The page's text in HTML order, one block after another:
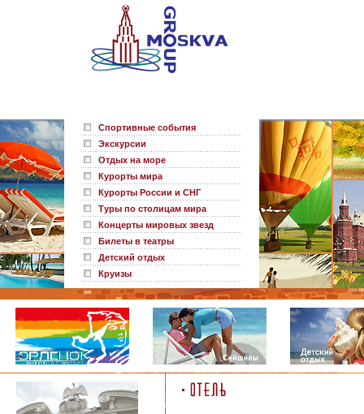
Спортивные события
Экскурсии
Отдых на море
Курорты мира
Курорты России и СНГ
Туры по столицам мира
Концерты мировых звезд
Билеты в театры
Детский отдых
Круизы